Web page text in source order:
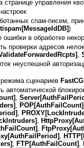
управления
спам-писем,
)
в обработке
проверки адресов
неуспешной
сценариев
Server
POP[AuthFailCount]
HTTP
FTP[AuthFailCount]